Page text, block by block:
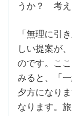
交通・アクセス
ご利用にあたっ
交通・アク
うか？ 考え
「無理に引
しい提案が
のです。こ
みると、「
夕方になり
なります。